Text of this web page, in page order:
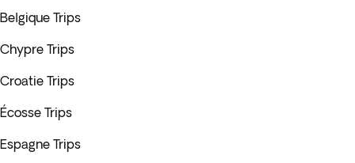
Belgique Trips
Chypre Trips
Croatie Trips
Écosse Trips
Espagne Trips